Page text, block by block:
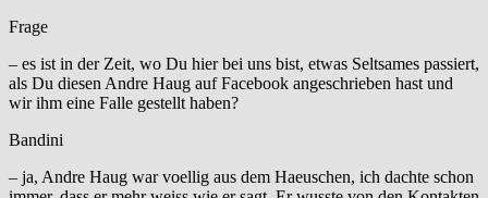
Frage
– es ist in der Zeit, wo Du hier bei uns bist, etwas Seltsames passiert,
als Du diesen Andre Haug auf Facebook angeschrieben hast und
wir ihm eine Falle gestellt haben?
Bandini
– ja, Andre Haug war voellig aus dem Haeuschen, ich dachte schon